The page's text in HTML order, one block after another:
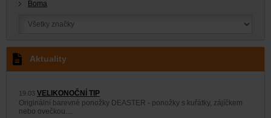
Boma
Aktuality
19.03 VELIKONOČNÍ TIP
Originální barevné ponožky DEASTER - ponožky s kuřátky, zájíčkem
nebo ovečkou....